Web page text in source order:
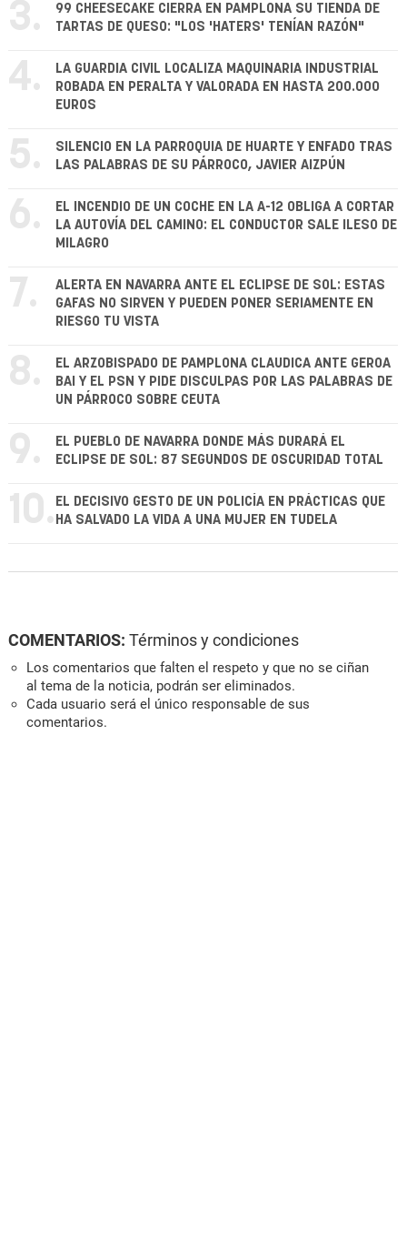
3.
99 CHEESECAKE CIERRA EN PAMPLONA SU TIENDA DE
TARTAS DE QUESO: "LOS 'HATERS' TENÍAN RAZÓN"
4.
LA GUARDIA CIVIL LOCALIZA MAQUINARIA INDUSTRIAL
ROBADA EN PERALTA Y VALORADA EN HASTA 200.000
EUROS
5.
SILENCIO EN LA PARROQUIA DE HUARTE Y ENFADO TRAS
LAS PALABRAS DE SU PÁRROCO, JAVIER AIZPÚN
6.
EL INCENDIO DE UN COCHE EN LA A-12 OBLIGA A CORTAR
LA AUTOVÍA DEL CAMINO: EL CONDUCTOR SALE ILESO DE
MILAGRO
7.
ALERTA EN NAVARRA ANTE EL ECLIPSE DE SOL: ESTAS
GAFAS NO SIRVEN Y PUEDEN PONER SERIAMENTE EN
RIESGO TU VISTA
8.
EL ARZOBISPADO DE PAMPLONA CLAUDICA ANTE GEROA
BAI Y EL PSN Y PIDE DISCULPAS POR LAS PALABRAS DE
UN PÁRROCO SOBRE CEUTA
9.
EL PUEBLO DE NAVARRA DONDE MÁS DURARÁ EL
ECLIPSE DE SOL: 87 SEGUNDOS DE OSCURIDAD TOTAL
10. EL DECISIVO GESTO DE UN POLICÍA EN PRÁCTICAS QUE
HA SALVADO LA VIDA A UNA MUJER EN TUDELA
COMENTARIOS: Términos y condiciones
Los comentarios que falten el respeto y que no se ciñan
al tema de la noticia, podrán ser eliminados.
Cada usuario será el único responsable de sus
comentarios.